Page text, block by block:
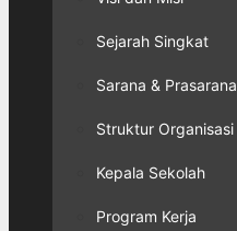
Sejarah Singkat
Sarana & Prasarana
Struktur Organisasi
Kepala Sekolah
Program Kerja